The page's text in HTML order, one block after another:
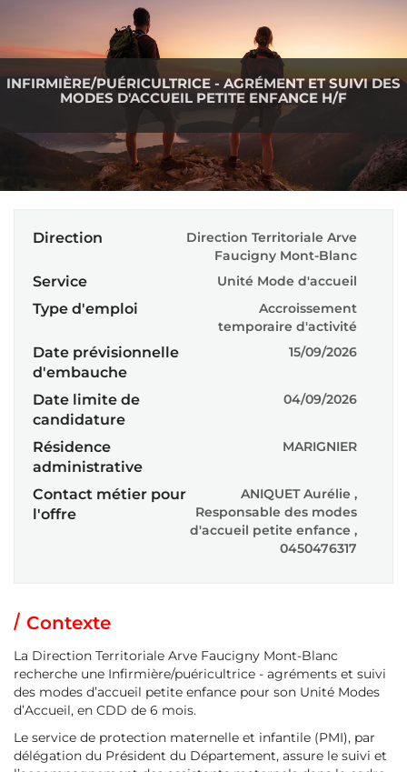
INFIRMIÈRE/PUÉRICULTRICE - AGRÉMENT ET SUIVI DES
MODES D'ACCUEIL PETITE ENFANCE H/F
Direction
Direction Territoriale Arve
Faucigny Mont-Blanc
Service Unité Mode d'accueil
Type d'emploi
Accroissement
temporaire d'activité
Date prévisionnelle
d'embauche
15/09/2026
Date limite de
candidature
04/09/2026
Résidence
administrative
MARIGNIER
Contact métier pour
l'offre
ANIQUET Aurélie ,
Responsable des modes
d'accueil petite enfance ,
0450476317
Contexte
La Direction Territoriale Arve Faucigny Mont-Blanc
recherche une Infirmière/puéricultrice - agréments et suivi
des modes d’accueil petite enfance pour son Unité Modes
d’Accueil, en CDD de 6 mois.
Le service de protection maternelle et infantile (PMI), par
délégation du Président du Département, assure le suivi et